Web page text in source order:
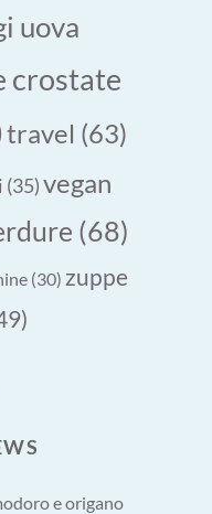
uova
crostate
travel (63)
(35)vegan
(68)
(30) zuppe
e origano